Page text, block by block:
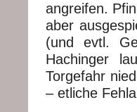
angreifen.
aber
(und evtl.
Hachinger
Torgefahr
– etliche